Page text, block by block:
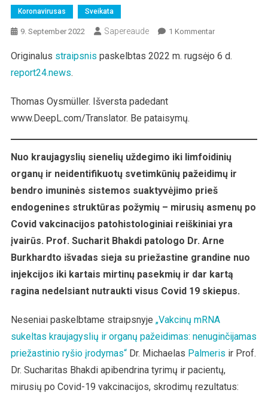
Koronavirusas Sveikata
9. September 2022 Sapereaude 1 KommentarZu
Bhakdi:
Pažeidžia
Kraujagysles
Organus
Originalus straipsnis paskelbtas 2022 m. rugsėjo 6 d.
report24.news.
Thomas Oysmüller. Išversta padedant
www.DeepL.com/Translator. Be pataisymų.
Nuo kraujagyslių sienelių uždegimo iki limfoidinių
organų ir neidentifikuotų svetimkūnių pažeidimų ir
bendro imuninės sistemos suaktyvėjimo prieš
endogenines struktūras požymių – mirusių asmenų po
Covid vakcinacijos patohistologiniai reiškiniai yra
įvairūs. Prof. Sucharit Bhakdi patologo Dr. Arne
Burkhardto išvadas sieja su priežastine grandine nuo
injekcijos iki kartais mirtinų pasekmių ir dar kartą
ragina nedelsiant nutraukti visus Covid 19 skiepus.
Neseniai paskelbtame straipsnyje „Vakcinų mRNA
sukeltas kraujagyslių ir organų pažeidimas: nenuginčijamas
priežastinio ryšio įrodymas“Dr. Michaelas Palmeris ir Prof.
Dr. Sucharitas Bhakdi apibendrina tyrimų ir pacientų,
mirusių po Covid-19 vakcinacijos, skrodimų rezultatus: